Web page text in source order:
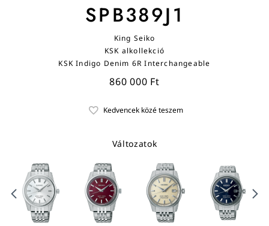
SPB389J1
King Seiko
KSK alkollekció
KSK Indigo Denim 6R Interchangeable
860 000 Ft
Változatok